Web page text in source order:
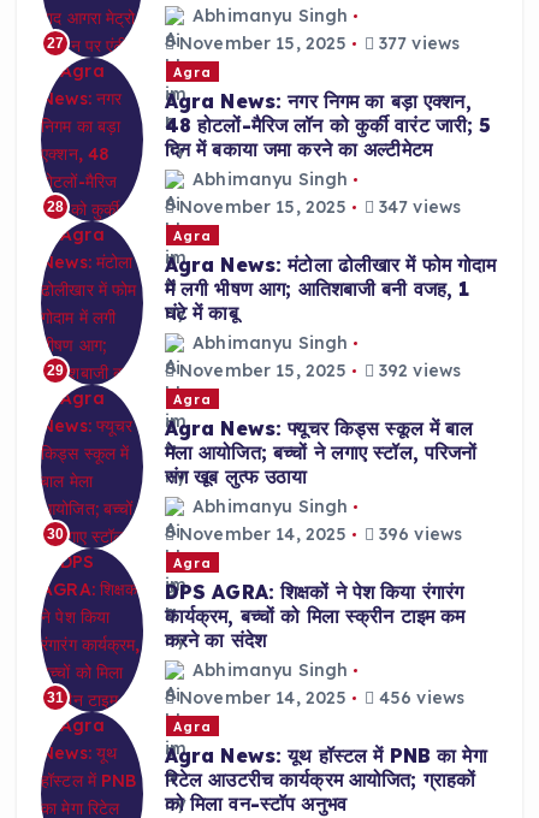
27
Abhimanyu Singh
November 15, 2025
377 views
28
Agra
Agra News: नगर निगम का बड़ा एक्शन,
48 होटलों-मैरिज लॉन को कुर्की वारंट जारी; 5
दिन में बकाया जमा करने का अल्टीमेटम
Abhimanyu Singh
November 15, 2025
347 views
29
Agra
Agra News: मंटोला ढोलीखार में फोम गोदाम
में लगी भीषण आग; आतिशबाजी बनी वजह, 1
घंटे में काबू
Abhimanyu Singh
November 15, 2025
392 views
30
Agra
Agra News: फ्यूचर किड्स स्कूल में बाल
मेला आयोजित; बच्चों ने लगाए स्टॉल, परिजनों
संग खूब लुत्फ उठाया
Abhimanyu Singh
November 14, 2025
396 views
31
Agra
DPS AGRA: शिक्षकों ने पेश किया रंगारंग
कार्यक्रम, बच्चों को मिला स्क्रीन टाइम कम
करने का संदेश
Abhimanyu Singh
November 14, 2025
456 views
Agra
Agra News: यूथ हॉस्टल में PNB का मेगा
रिटेल आउटरीच कार्यक्रम आयोजित; ग्राहकों
को मिला वन-स्टॉप अनुभव